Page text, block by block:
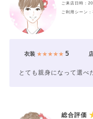
ご来店日時：
ご利用シーン
衣装★★★★★ 5
とても親身になって選べ
総合評価